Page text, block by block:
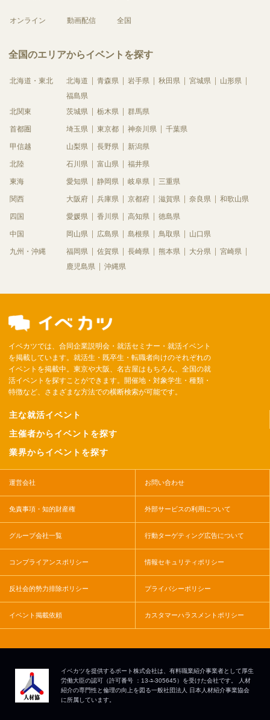
オンライン 動画配信 全国
全国のエリアからイベントを探す
北海道・東北 北海道 青森県 岩手県 秋田県 宮城県
山形県
福島県
北関東
茨城県 栃木県 群馬県
首都圏 埼玉県 東京都 神奈川県 千葉県
甲信越 山梨県 長野県 新潟県
北陸 石川県 富山県 福井県
東海 愛知県 静岡県 岐阜県 三重県
関西 大阪府 兵庫県 京都府 滋賀県 奈良県 和歌山県
四国 愛媛県 香川県 高知県 徳島県
中国 岡山県 広島県 島根県 鳥取県 山口県
九州・沖縄 福岡県 佐賀県 長崎県 熊本県 大分県
宮崎県
鹿児島県
沖縄県
イベカツでは、合同企業説明会・就活セミナー・就活イベント
を掲載しています。就活生・既卒生・転職者向けのそれぞれの
イベントを掲載中。東京や大阪、名古屋はもちろん、全国の就
活イベントを探すことができます。開催地・対象学生・種類・
特徴など、さまざまな方法での横断検索が可能です。
主な就活イベント
主催者からイベントを探す
業界からイベントを探す
運営会社 お問い合わせ
免責事項・知的財産権 外部サービスの利用について
グループ会社一覧 行動ターゲティング広告について
コンプライアンスポリシー 情報セキュリティポリシー
反社会的勢力排除ポリシー プライバシーポリシー
イベント掲載依頼 カスタマーハラスメントポリシー